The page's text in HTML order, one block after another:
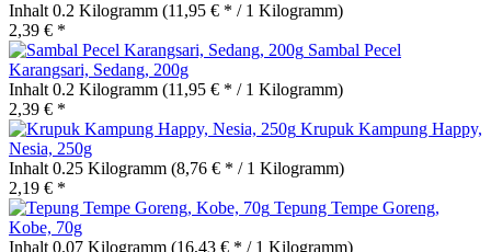
Inhalt 0.2 Kilogramm (11,95 € * / 1 Kilogramm)
2,39 € *
Sambal Pecel
Karangsari, Sedang, 200g
Inhalt 0.2 Kilogramm (11,95 € * / 1 Kilogramm)
2,39 € *
Krupuk Kampung Happy,
Nesia, 250g
Inhalt 0.25 Kilogramm (8,76 € * / 1 Kilogramm)
2,19 € *
Tepung Tempe Goreng,
Kobe, 70g
Inhalt 0.07 Kilogramm (16,43 € * / 1 Kilogramm)